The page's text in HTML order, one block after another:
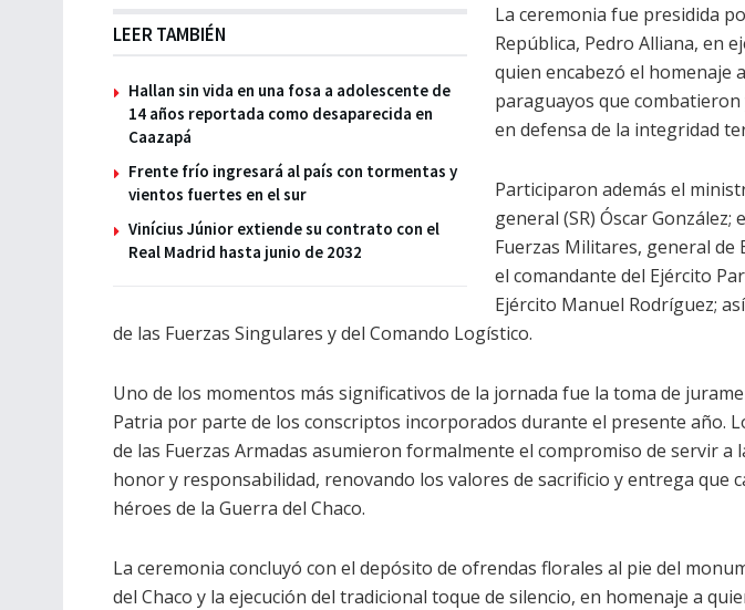
LEER TAMBIÉN
Hallan sin vida en una fosa a adolescente de
14 años reportada como desaparecida en
Caazapá
Frente frío ingresará al país con tormentas y
vientos fuertes en el sur
Vinícius Júnior extiende su contrato con el
Real Madrid hasta junio de 2032
La ceremonia fue presidida
República, Pedro Alliana, en
quien encabezó el homenaje
paraguayos que
en defensa de la integridad
Participaron además el
general (SR) Óscar González;
Fuerzas Militares, general de
el comandante del Ejército
Ejército Manuel Rodríguez;
de las Fuerzas Singulares y del Comando Logístico.
Uno de los momentos más significativos de la jornada fue la toma de
Patria por parte de los conscriptos incorporados durante el presente año.
de las Fuerzas Armadas asumieron formalmente el compromiso de servir a
honor y responsabilidad, renovando los valores de sacrificio y entrega que
héroes de la Guerra del Chaco.
La ceremonia concluyó con el depósito de ofrendas florales al pie del
del Chaco y la ejecución del tradicional toque de silencio, en homenaje a